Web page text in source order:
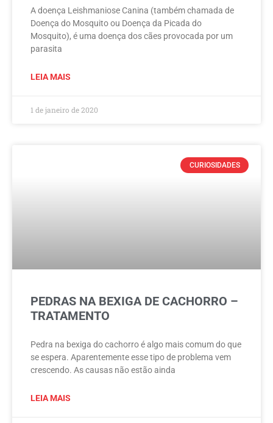
A doença Leishmaniose Canina (também chamada de
Doença do Mosquito ou Doença da Picada do
Mosquito), é uma doença dos cães provocada por um
parasita
LEIA MAIS
1 de janeiro de 2020
CURIOSIDADES
PEDRAS NA BEXIGA DE CACHORRO –
TRATAMENTO
Pedra na bexiga do cachorro é algo mais comum do que
se espera. Aparentemente esse tipo de problema vem
crescendo. As causas não estão ainda
LEIA MAIS